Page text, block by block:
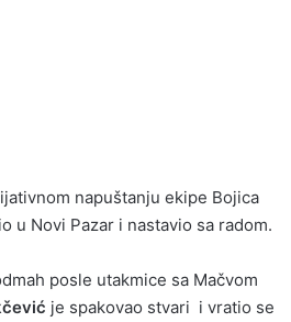
napuštanju ekipe Bojica
u Novi Pazar i nastavio sa radom.
posle utakmice sa Mačvom
je spakovao stvari i vratio se